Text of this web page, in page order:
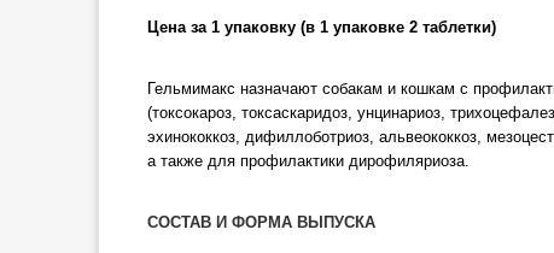
Цена за 1 упаковку (в 1 упаковке 2 таблетки)
Гельмимакс назначают собакам и кошкам с
(токсокароз, токсаскаридоз, унцинариоз,
эхинококкоз, дифиллоботриоз, альвеококкоз,
а также для профилактики дирофиляриоза.
СОСТАВ И ФОРМА ВЫПУСКА